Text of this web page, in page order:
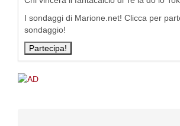
I sondaggi di Marione.net! Clicca per
sondaggio!